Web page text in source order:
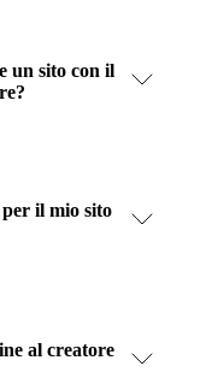
un sito con il
il mio sito
al creatore